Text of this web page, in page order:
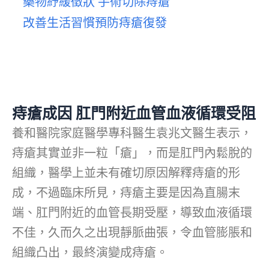
改善生活習慣預防痔瘡復發
痔瘡成因 肛門附近血管血液循環受阻
養和醫院家庭醫學專科醫生袁兆文醫生表示，
痔瘡其實並非一粒「瘡」，而是肛門內鬆脫的
組織，醫學上並未有確切原因解釋痔瘡的形
成，不過臨床所見，痔瘡主要是因為直腸末
端、肛門附近的血管長期受壓，導致血液循環
不佳，久而久之出現靜脈曲張，令血管膨脹和
組織凸出，最終演變成痔瘡。